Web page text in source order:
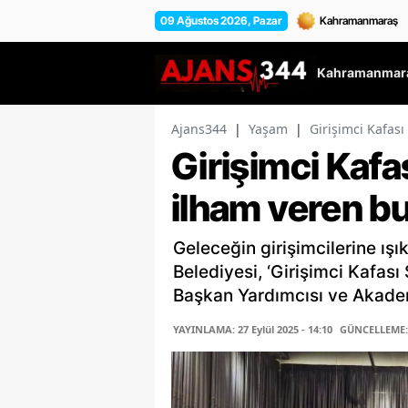
09 Ağustos 2026, Pazar
Ajans344 | Yaşam | Girişimci
Girişimci
ilham veren
Geleceğin girişimcilerine
Belediyesi, ‘Girişimci Kafası
Başkan Yardımcısı ve
YAYINLAMA: 27 Eylül 2025 - 14:10